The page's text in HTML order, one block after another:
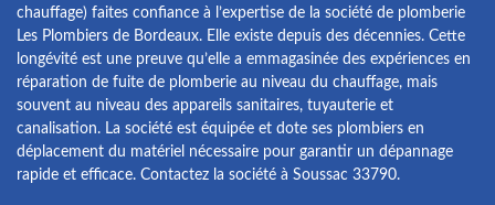
chauffage) faites confiance à l’expertise de la société de plomberie
Les Plombiers de Bordeaux. Elle existe depuis des décennies. Cette
longévité est une preuve qu’elle a emmagasinée des expériences en
réparation de fuite de plomberie au niveau du chauffage, mais
souvent au niveau des appareils sanitaires, tuyauterie et
canalisation. La société est équipée et dote ses plombiers en
déplacement du matériel nécessaire pour garantir un dépannage
rapide et efficace. Contactez la société à Soussac 33790.